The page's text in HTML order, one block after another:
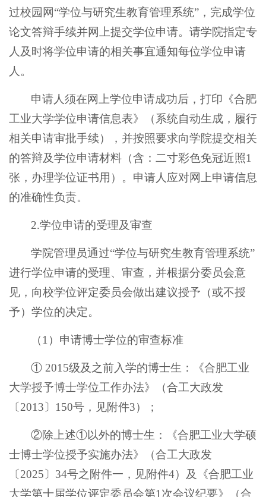
过校园网“学位与研究生教育管理系统”，完成学位
论文答辩手续并网上提交学位申请。请学院指定专
人及时将学位申请的相关事宜通知每位学位申请
人。
申请人须在网上学位申请成功后，打印《合肥
工业大学学位申请信息表》（系统自动生成，履行
相关申请审批手续），并按照要求向学院提交相关
的答辩及学位申请材料（含：二寸彩色免冠近照1
张，办理学位证书用）。申请人应对网上申请信息
的准确性负责。
2.学位申请的受理及审查
学院管理员通过“学位与研究生教育管理系统”
进行学位申请的受理、审查，并根据分委员会意
见，向校学位评定委员会做出建议授予（或不授
予）学位的决定。
（1）申请博士学位的审查标准
① 2015级及之前入学的博士生：《合肥工业
大学授予博士学位工作办法》（合工大政发
〔2013〕150号，见附件3）；
②除上述①以外的博士生：《合肥工业大学硕
士博士学位授予实施办法》（合工大政发
〔2025〕34号之附件一，见附件4）及《合肥工业
大学第十届学位评定委员会第1次会议纪要》（合